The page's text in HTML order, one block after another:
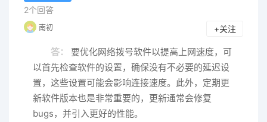
2个回答
南初 +关注
答：
要优化网络拨号软件以提高上网速度，可
以首先检查软件的设置，确保没有不必要的延迟设
置，这些设置可能会影响连接速度。此外，定期更
新软件版本也是非常重要的，更新通常会修复
bugs，并引入更好的性能。